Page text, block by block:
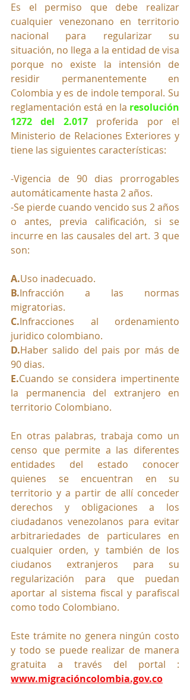
Es el permiso que debe realizar
cualquier venezonano en territorio
nacional para regularizar su
situación, no llega a la entidad de visa
porque no existe la intensión de
residir permanentemente en
Colombia y es de indole temporal. Su
reglamentación está en la resolución
1272 del 2.017 proferida por el
Ministerio de Relaciones Exteriores y
tiene las siguientes características:
-Vigencia de 90 dias prorrogables
automáticamente hasta 2 años.
-Se pierde cuando vencido sus 2 años
o antes, previa calificación, si se
incurre en las causales del art. 3 que
son:
A.Uso inadecuado.
B.Infracción a las normas
migratorias.
C.Infracciones al ordenamiento
juridico colombiano.
D.Haber salido del pais por más de
90 dias.
E.Cuando se considera impertinente
la permanencia del extranjero en
territorio Colombiano.
En otras palabras, trabaja como un
censo que permite a las diferentes
entidades del estado conocer
quienes se encuentran en su
territorio y a partir de allí conceder
derechos y obligaciones a los
ciudadanos venezolanos para evitar
arbitrariedades de particulares en
cualquier orden, y también de los
ciudanos extranjeros para su
regularización para que puedan
aportar al sistema fiscal y parafiscal
como todo Colombiano.
Este trámite no genera ningún costo
y todo se puede realizar de manera
www.migracióncolombia.gov.co